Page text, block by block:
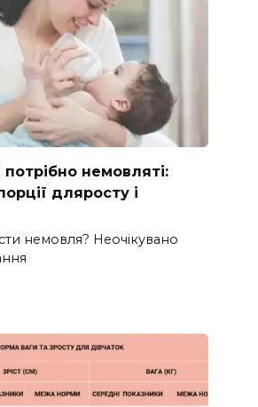
потрібно немовляті:
дляросту і
немовля? Неочікувано